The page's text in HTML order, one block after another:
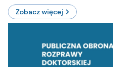
Zobacz więcej